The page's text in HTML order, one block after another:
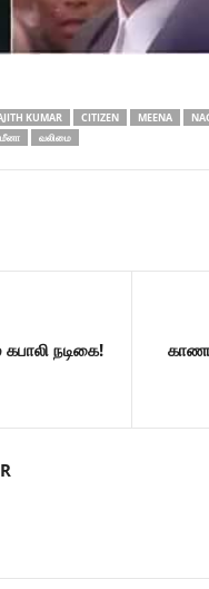
KUMAR CITIZEN MEENA
மீனா வலிமை
நடிகை!